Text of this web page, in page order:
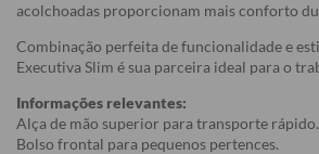
acolchoadas proporcionam mais conforto
Combinação perfeita de funcionalidade e
Executiva Slim é sua parceira ideal para o
Informações relevantes:
Alça de mão superior para transporte rápido.
Bolso frontal para pequenos pertences.